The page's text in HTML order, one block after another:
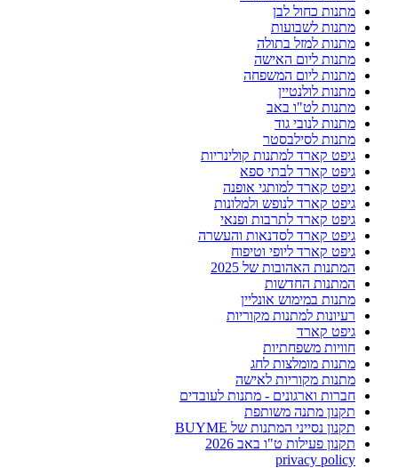
מתנות כחול לבן
מתנות לשבועות
מתנות למזל בתולה
מתנות ליום האישה
מתנות ליום המשפחה
מתנות לולנטיין
מתנות לט"ו באב
מתנות לנובי גוד
מתנות לסילבסטר
גיפט קארד למתנות קולינריות
גיפט קארד לבתי ספא
גיפט קארד למותגי אופנה
גיפט קארד לנופש ולמלונות
גיפט קארד לתרבות ופנאי
גיפט קארד לסדנאות והעשרה
גיפט קארד ליופי וטיפוח
המתנות האהובות של 2025
המתנות החדשות
מתנות במימוש אונליין
רעיונות למתנות מקוריות
גיפט קארד
חוויות משפחתיות
מתנות מומלצות לחג
מתנות מקוריות לאישה
חברות וארגונים - מתנות לעובדים
תקנון מתנה משותפת
תקנון נסייני המתנות של BUYME
תקנון פעילות ט"ו באב 2026
privacy policy